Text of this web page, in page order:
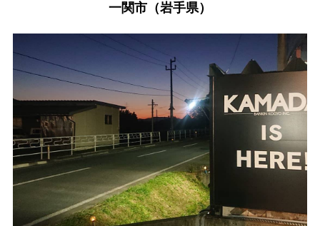
一関市（岩手県）